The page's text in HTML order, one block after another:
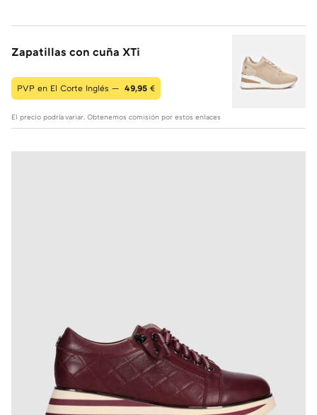
Zapatillas con cuña XTi
PVP en El Corte Inglés — 49,95 €
El precio podría variar. Obtenemos comisión por estos enlaces